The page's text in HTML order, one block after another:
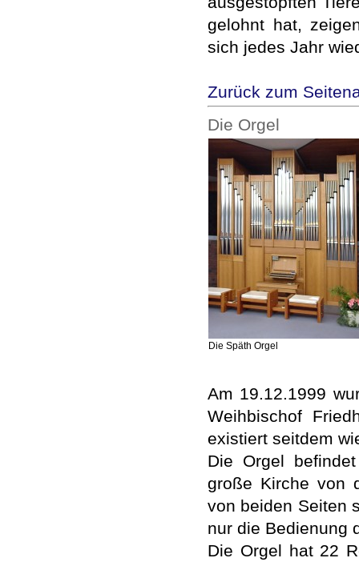
gelohnt hat,
sich jedes Jahr
Zurück zum
Die Orgel
Die Späth Orgel
Am 19.12.1999
Weihbischof
existiert seitdem
Die Orgel
große Kirche von
von beiden Seiten
nur die Bedienung
Die Orgel hat 22